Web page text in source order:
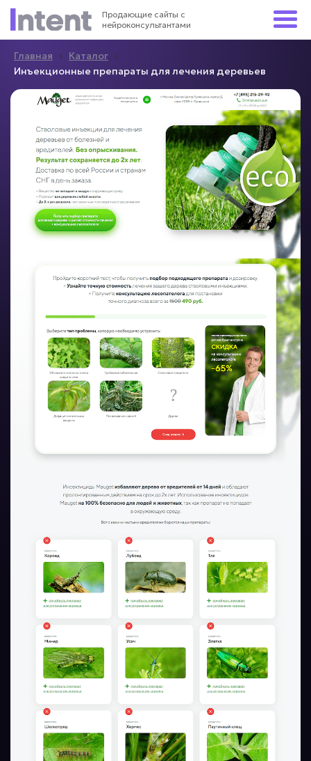
Продающие сайты с
нейроконсультантами
Главная › Каталог ›
Инъекционные препараты для лечения деревьев